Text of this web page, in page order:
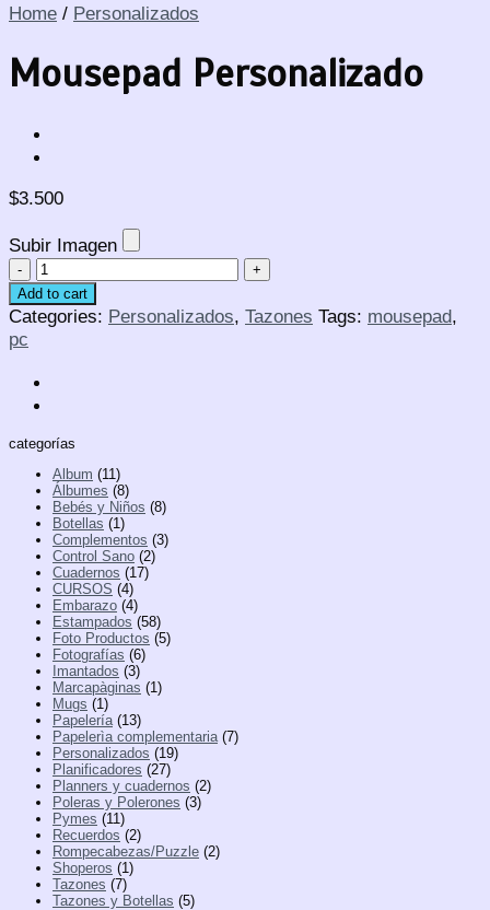
Home / Personalizados
Mousepad Personalizado
$3.500
Subir Imagen
Mousepad
Personalizado
quantity
Add to cart
Categories: Personalizados, Tazones Tags: mousepad,
pc
categorías
Album (11)
Álbumes (8)
Bebés y Niños (8)
Botellas (1)
Complementos (3)
Control Sano (2)
Cuadernos (17)
CURSOS (4)
Embarazo (4)
Estampados (58)
Foto Productos (5)
Fotografías (6)
Imantados (3)
Marcapàginas (1)
Mugs (1)
Papelería (13)
Papelerìa complementaria (7)
Personalizados (19)
Planificadores (27)
Planners y cuadernos (2)
Poleras y Polerones (3)
Pymes (11)
Recuerdos (2)
Rompecabezas/Puzzle (2)
Shoperos (1)
Tazones (7)
Tazones y Botellas (5)